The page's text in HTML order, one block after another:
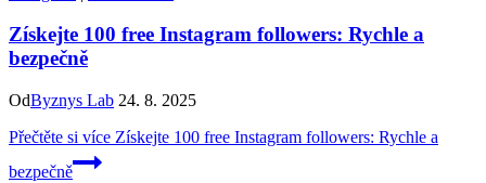
Získejte 100 free Instagram followers: Rychle a
bezpečně
OdByznys Lab 24. 8. 2025
Přečtěte si více Získejte 100 free Instagram followers: Rychle a
bezpečně